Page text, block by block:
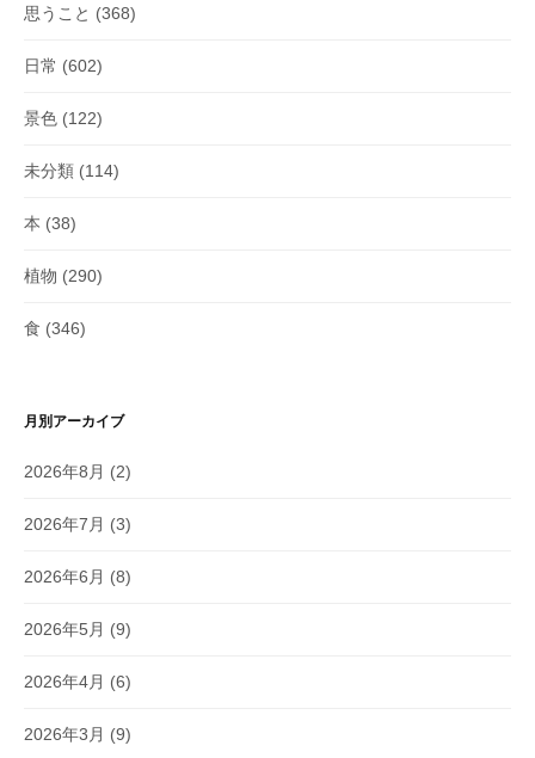
思うこと (368)
日常 (602)
景色 (122)
未分類 (114)
本 (38)
植物 (290)
食 (346)
月別アーカイブ
2026年8月 (2)
2026年7月 (3)
2026年6月 (8)
2026年5月 (9)
2026年4月 (6)
2026年3月 (9)